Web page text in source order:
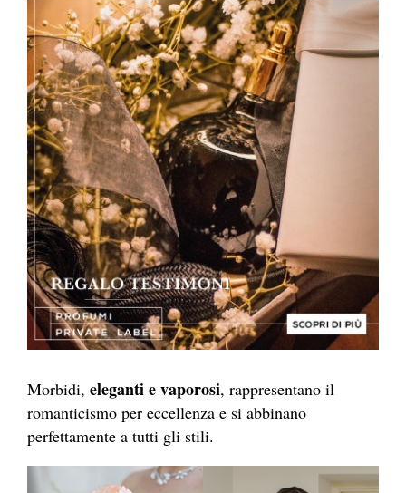
Morbidi, eleganti e vaporosi, rappresentano il
romanticismo per eccellenza e si abbinano
perfettamente a tutti gli stili.